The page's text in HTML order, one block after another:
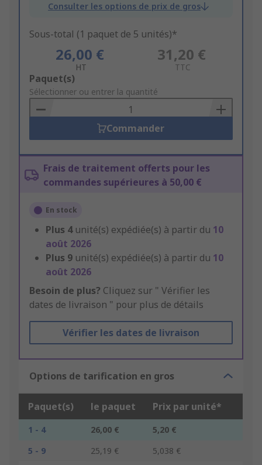
Consulter les options de prix de gros
Sous-total (1 paquet de 5 unités)*
26,00 €
HT
31,20 €
TTC
Add
to
Basket
Paquet(s)
Sélectionner ou entrer la quantité
Commander
Frais de traitement offerts pour les
commandes supérieures à 50,00 €
En stock
Plus 4 unité(s) expédiée(s) à partir du 10
août 2026
Plus 9 unité(s) expédiée(s) à partir du 10
août 2026
Besoin de plus? Cliquez sur " Vérifier les
dates de livraison " pour plus de détails
Vérifier les dates de livraison
Options de tarification en gros
Paquet(s) le paquet Prix par unité*
1 - 4 26,00 €
5,20 €
5 - 9
25,19 €
5,038 €